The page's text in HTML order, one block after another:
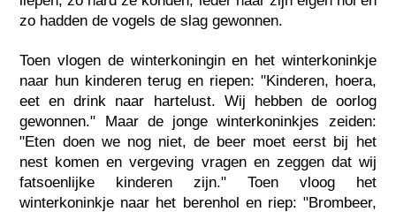
zo hadden de vogels de slag gewonnen.
Toen vlogen de winterkoningin en het winterkoninkje
naar hun kinderen terug en riepen: "Kinderen, hoera,
eet en drink naar hartelust. Wij hebben de oorlog
gewonnen." Maar de jonge winterkoninkjes zeiden:
"Eten doen we nog niet, de beer moet eerst bij het
nest komen en vergeving vragen en zeggen dat wij
fatsoenlijke kinderen zijn." Toen vloog het
winterkoninkje naar het berenhol en riep: "Brombeer,